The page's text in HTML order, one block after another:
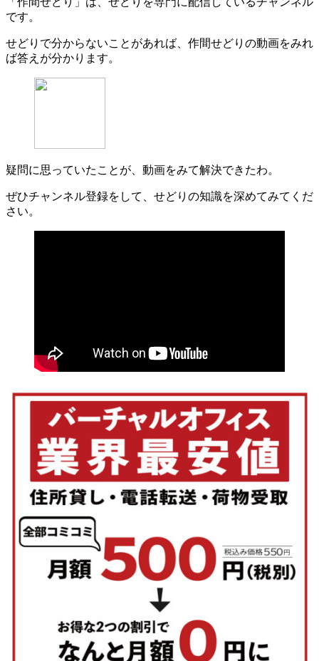
です。
せどりで分からないことがあれば、作間せどりの動画をみれ
ば答えが分かります。
疑問に思っていたことが、動画をみて解決できたわ。
ぜひチャンネル登録をして、せどりの知識を深めてみてくだ
さい。